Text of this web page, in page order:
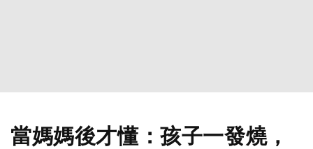
當媽媽後才懂：孩子一發燒，